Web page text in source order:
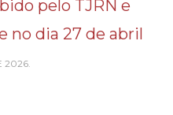
pelo TJRN e
no dia 27 de abril
2026.